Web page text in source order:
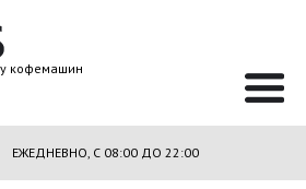
кофемашин
ЕЖЕДНЕВНО, С 08:00 ДО 22:00